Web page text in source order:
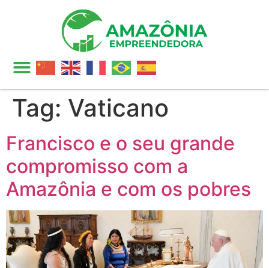
Tag: Vaticano
Francisco e o seu grande
compromisso com a
Amazônia e com os pobres